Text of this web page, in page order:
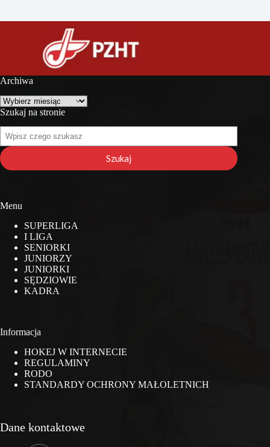
Archiwa
Archiwa
Szukaj na stronie
Szukaj
na
stronie
Szukaj
Menu
SUPERLIGA
I LIGA
SENIORKI
JUNIORZY
JUNIORKI
SĘDZIOWIE
KADRA
Informacja
HOKEJ W INTERNECIE
REGULAMINY
RODO
STANDARDY OCHRONY MAŁOLETNICH
Dane kontaktowe